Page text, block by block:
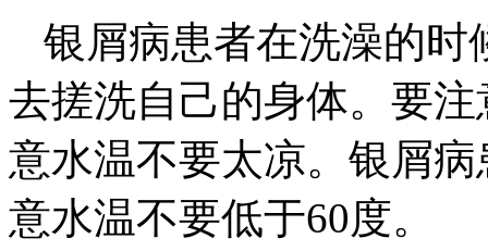
银屑病患者在洗澡的时
去搓洗自己的身体。要
意水温不要太凉。银屑
意水温不要低于60度。